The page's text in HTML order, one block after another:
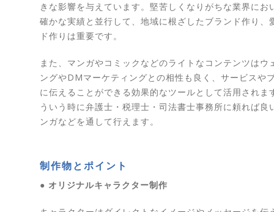
きな影響を与えています。堅苦しくなりがちな業界にお
確かな実績と並行して、地域に根ざしたブランド作り、
ド作りは重要です。
また、マンガやコミックなどのライトなコンテンツはウ
ングやDMマーケティングとの相性も良く、サービスや
に伝えることができる効果的なツールとして活用されま
ういう時に弁護士・税理士・司法書士事務所に頼れば良
ンガなどを通して行えます。
制作物とポイント
● オリジナルキャラクター制作